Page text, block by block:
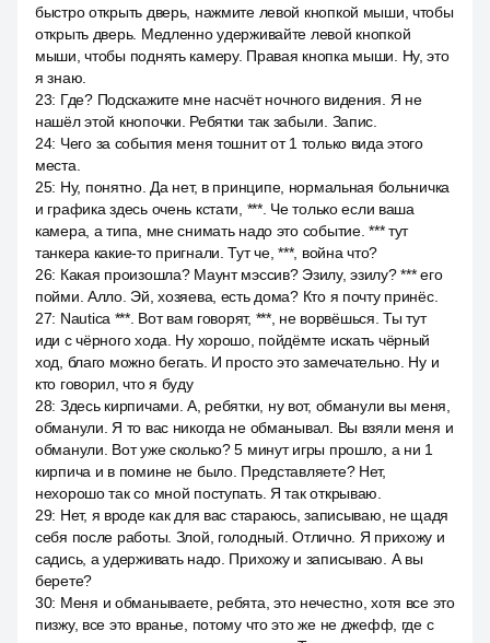
быстро открыть дверь, нажмите левой кнопкой мыши, чтобы
открыть дверь. Медленно удерживайте левой кнопкой
мыши, чтобы поднять камеру. Правая кнопка мыши. Ну, это
я знаю.
23: Где? Подскажите мне насчёт ночного видения. Я не
нашёл этой кнопочки. Ребятки так забыли. Запис.
24: Чего за события меня тошнит от 1 только вида этого
места.
25: Ну, понятно. Да нет, в принципе, нормальная больничка
и графика здесь очень кстати, ***. Че только если ваша
камера, а типа, мне снимать надо это событие. *** тут
танкера какие-то пригнали. Тут че, ***, война что?
26: Какая произошла? Маунт мэссив? Эзилу, эзилу? *** его
пойми. Алло. Эй, хозяева, есть дома? Кто я почту принёс.
27: Nautica ***. Вот вам говорят, ***, не ворвёшься. Ты тут
иди с чёрного хода. Ну хорошо, пойдёмте искать чёрный
ход, благо можно бегать. И просто это замечательно. Ну и
кто говорил, что я буду
28: Здесь кирпичами. А, ребятки, ну вот, обманули вы меня,
обманули. Я то вас никогда не обманывал. Вы взяли меня и
обманули. Вот уже сколько? 5 минут игры прошло, а ни 1
кирпича и в помине не было. Представляете? Нет,
нехорошо так со мной поступать. Я так открываю.
29: Нет, я вроде как для вас стараюсь, записываю, не щадя
себя после работы. Злой, голодный. Отлично. Я прихожу и
садись, а удерживать надо. Прихожу и записываю. А вы
берете?
30: Меня и обманываете, ребята, это нечестно, хотя все это
пизжу, все это вранье, потому что это же не джефф, где с